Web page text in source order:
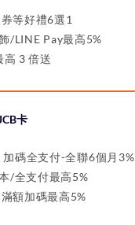
等好禮6選1
/LINE Pay最高5%
高 3 倍送
卡
碼全支付-全聯6個月3%
/全支付最高5%
額加碼最高5%